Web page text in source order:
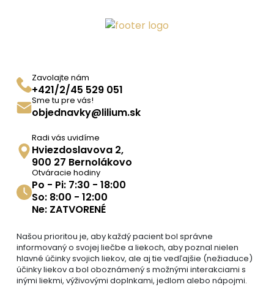
Zavolajte nám
+421/2/45 529 051
Sme tu pre vás!
objednavky@lilium.sk
Radi vás uvidíme
Hviezdoslavova 2,
900 27 Bernolákovo
Otváracie hodiny
Po - Pi: 7:30 - 18:00
So: 8:00 - 12:00
Ne: ZATVORENÉ
Našou prioritou je, aby každý pacient bol správne
informovaný o svojej liečbe a liekoch, aby poznal nielen
hlavné účinky svojich liekov, ale aj tie vedľajšie (nežiaduce)
účinky liekov a bol oboznámený s možnými interakciami s
inými liekmi, výživovými doplnkami, jedlom alebo nápojmi.